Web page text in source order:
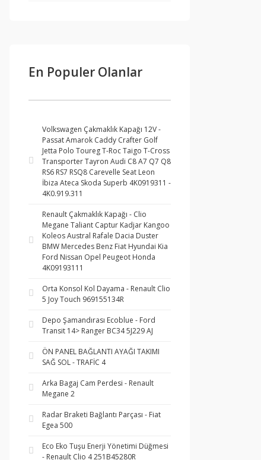
En Populer Olanlar
Volkswagen Çakmaklık Kapağı 12V -
Passat Amarok Caddy Crafter Golf
Jetta Polo Toureg T-Roc Taigo T-Cross
Transporter Tayron Audi C8 A7 Q7 Q8
RS6 RS7 RSQ8 Carevelle Seat Leon
İbiza Ateca Skoda Superb 4K0919311 -
4K0.919.311
Renault Çakmaklık Kapağı - Clio
Megane Taliant Captur Kadjar Kangoo
Koleos Austral Rafale Dacia Duster
BMW Mercedes Benz Fiat Hyundai Kia
Ford Nissan Opel Peugeot Honda
4K09193111
Orta Konsol Kol Dayama - Renault Clio
5 Joy Touch 969155134R
Depo Şamandırası Ecoblue - Ford
Transit 14> Ranger BC34 5J229 AJ
ÖN PANEL BAĞLANTI AYAĞI TAKIMI
SAĞ SOL - TRAFİC 4
Arka Bagaj Cam Perdesi - Renault
Megane 2
Radar Braketi Bağlantı Parçası - Fiat
Egea 500
Eco Eko Tuşu Enerji Yönetimi Düğmesi
- Renault Clio 4 251B45280R